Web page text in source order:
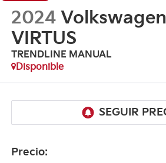
2024 Volkswagen
VIRTUS
TRENDLINE MANUAL
Disponible
Precio: